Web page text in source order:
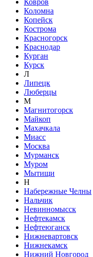
Ковров
Коломна
Копейск
Кострома
Красногорск
Краснодар
Курган
Курск
Л
Липецк
Люберцы
М
Магнитогорск
Майкоп
Махачкала
Миасс
Москва
Мурманск
Муром
Мытищи
Н
Набережные Челны
Нальчик
Невинномысск
Нефтекамск
Нефтеюганск
Нижневартовск
Нижнекамск
Нижний Новгород